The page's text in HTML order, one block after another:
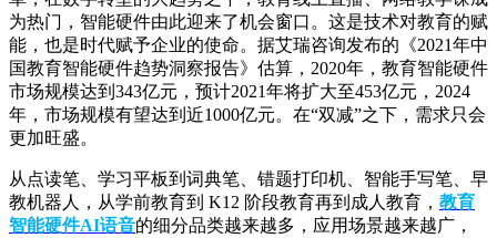
为热门，智能硬件由此迎来了机会窗口。这是技术对教育的赋
能，也是时代赋予企业的使命。据艾瑞咨询发布的《2021年中
国教育智能硬件趋势洞察报告》估算，2020年，教育智能硬件
市场规模达到343亿元，预计2021年将扩大至453亿元，2024
年，市场规模有望达到近1000亿元。在“双减”之下，需求只会
更加旺盛。
从点读笔、学习平板到词典笔、错题打印机、智能手写笔、早
教机器人，从学前教育到 K12 阶段教育再到成人教育， 教育
智能硬件AI语音的细分品类越来越多，应用场景越来越广，